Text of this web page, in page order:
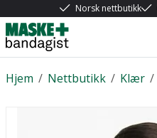
Norsk nettbutikk
/
Hjem /
Nettbutikk /
Klær